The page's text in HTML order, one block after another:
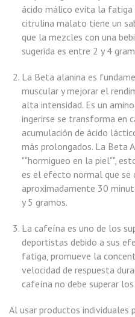
ácido málico evita la fatiga
citrulina malato tiene un
que la mezcles con una
sugerida es entre 2 y 4
La Beta alanina es
muscular y mejorar el
alta intensidad. Es un
ingerirse se transforma en
acumulación de ácido
más prolongados. La Beta
""hormigueo en la piel"",
es el efecto normal que se
aproximadamente 30
y 5 gramos.
La cafeína es uno de los
deportistas debido a sus
fatiga, promueve la
velocidad de respuesta
cafeína no debe superar
Al usar productos individuales